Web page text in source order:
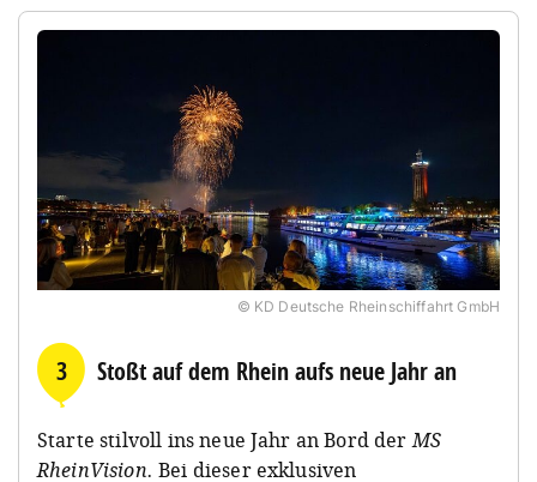
© KD Deutsche Rheinschiffahrt GmbH
3 Stoßt auf dem Rhein aufs neue Jahr an
Starte stilvoll ins neue Jahr an Bord derMS
RheinVision. Bei dieser exklusiven